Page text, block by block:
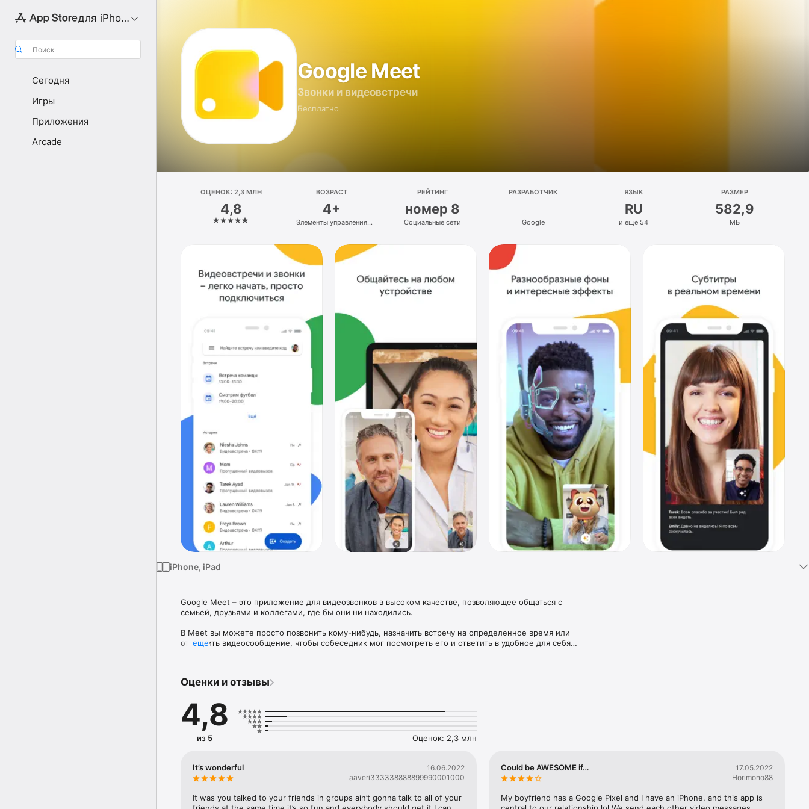
для iPhone
Поиск
Сегодня
Игры
Приложения
Arcade
Google Meet
Звонки и видеовстречи
Бесплатно
ОЦЕНОК: 2,3 МЛН
4,8
ВОЗРАСТ
4+
Элементы управления
РЕЙТИНГ
номер 8
Социальные сети
РАЗРАБОТЧИК
Google
ЯЗЫК
RU
и еще 54
РАЗМЕР
582,9
МБ
iPhone, iPad
Google Meet – это приложение для видеозвонков в высоком качестве, позволяющее общаться с
семьей, друзьями и коллегами, где бы они ни находились.
В Meet вы можете просто позвонить кому-нибудь, назначить встречу на определенное время или
отправить видеосообщение, чтобы собеседник мог посмотреть его и ответить в удобное для себя
Workspace, такими как Gmail, Документы, Презентации и Календарь, и включает функции
Возможности
Звоните друзьям по видеосвязи или проводите рабочие совещания с большим числом участников.
В бесплатной версии вы можете проводить индивидуальные видеовстречи длительностью до 24
часов и групповые (до 100 участников) – длительностью до 60 минут.
Используйте субтитры с автоматическим переводом на более чем 70 языков.
еще
Оценки и отзывы
4,8
из 5 Оценок: 2,3 млн
It’s wonderful
16.06.2022
aaveri333338888899990001000
It was you talked to your friends in groups ain’t gonna talk to all of your
Could be AWESOME if…
17.05.2022
Horimono88
My boyfriend has a Google Pixel and I have an iPhone, and this app is